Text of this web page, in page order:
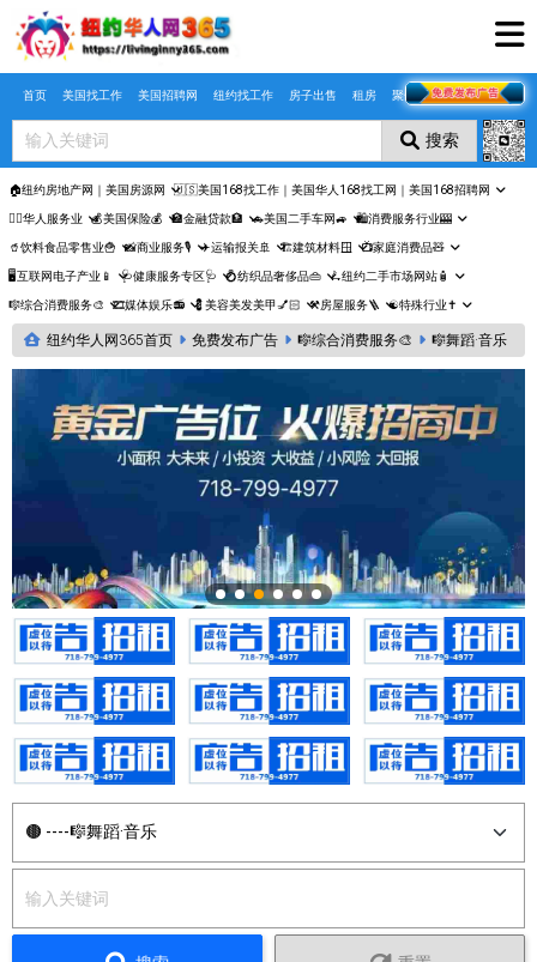
Skip to main content
首页 美国找工作 美国招聘网 纽约找工作 房子出售 租房 聚合页
搜索
🏠纽约房地产网｜美国房源网 🇺🇸美国168找工作｜美国华人168找工网｜美国168招聘网
🤵‍♀️华人服务业 💰美国保险💰 🏦金融贷款🏦 🚗美国二手车网🚙 🛍️消费服务行业🎰
🥤饮料食品零售业🍟 📸商业服务🎙️ ✈️运输报关🚢 🏗️建筑材料🪟 📺家庭消费品🧸
🖥️互联网电子产业📱 🩺健康服务专区🩺 💍纺织品奢侈品👜 🛴纽约二手市场网站🧴
🎼综合消费服务🎨 🎞️媒体娱乐📻 💈美容美发美甲💅🏻 ⚒️房屋服务🪜 ☯️特殊行业✝️
纽约华人网365首页 免费发布广告 🎼综合消费服务🎨 🎼舞蹈·音乐